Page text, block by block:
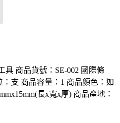
具 商品貨號：SE-002 國際條
：支 商品容量：1 商品顏色：如
長x寬x厚) 商品產地：